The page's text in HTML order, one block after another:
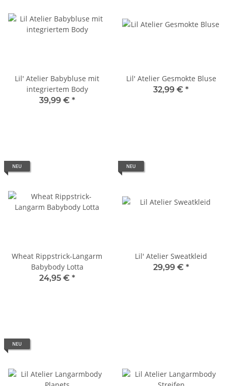
Lil' Atelier Babybluse mit
integriertem Body
39,99 € *
Lil' Atelier Gesmokte Bluse
32,99 € *
NEU
Wheat Rippstrick-Langarm
Babybody Lotta
24,95 € *
NEU
Lil' Atelier Sweatkleid
29,99 € *
NEU